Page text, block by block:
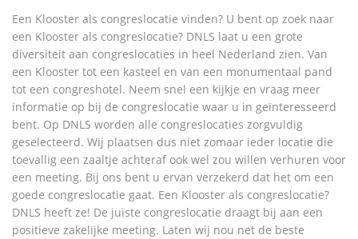
Een Klooster als congreslocatie vinden? U bent op zoek naar
een Klooster als congreslocatie? DNLS laat u een grote
diversiteit aan congreslocaties in heel Nederland zien. Van
een Klooster tot een kasteel en van een monumentaal pand
tot een congreshotel. Neem snel een kijkje en vraag meer
informatie op bij de congreslocatie waar u in geïnteresseerd
bent. Op DNLS worden alle congreslocaties zorgvuldig
geselecteerd. Wij plaatsen dus niet zomaar ieder locatie die
toevallig een zaaltje achteraf ook wel zou willen verhuren voor
een meeting. Bij ons bent u ervan verzekerd dat het om een
goede congreslocatie gaat. Een Klooster als congreslocatie?
DNLS heeft ze! De juiste congreslocatie draagt bij aan een
positieve zakelijke meeting. Laten wij nou net de beste